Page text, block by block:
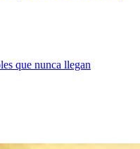
que nunca llegan